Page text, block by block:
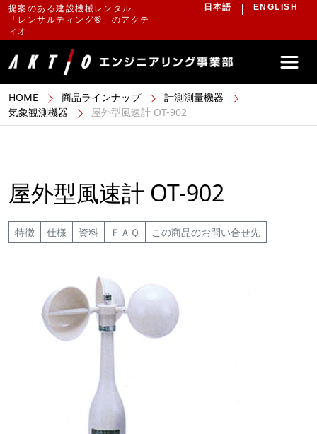
提案のある建設機械レンタル
「レンサルティング®」のアクテ
ィオ
日本語 ENGLISH
HOME 商品ラインナップ
計測測量機器
気象観測機器
屋外型風速計 OT-902
屋外型風速計 OT-902
特徴 仕様 資料 ＦＡＱ この商品のお問い合せ先